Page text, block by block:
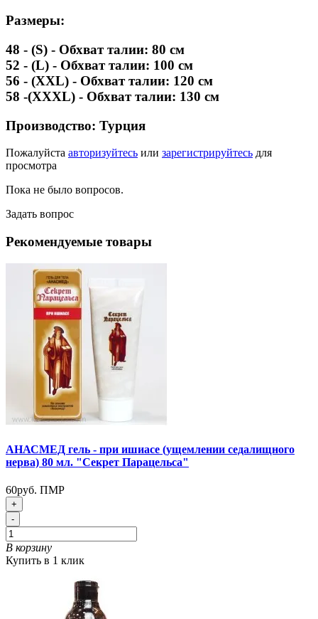
Размеры:
48 - (S) - Обхват талии: 80 см
52 - (L) - Обхват талии: 100 см
56 - (XXL) - Обхват талии: 120 см
58 -(XXXL) - Обхват талии: 130 см
Производство: Турция
Пожалуйста авторизуйтесь или зарегистрируйтесь для
просмотра
Пока не было вопросов.
Задать вопрос
Рекомендуемые товары
АНАСМЕД гель - при ишиасе (ущемлении седалищного
нерва) 80 мл. "Секрет Парацельса"
60руб. ПМР
+
-
В корзину
Купить в 1 клик